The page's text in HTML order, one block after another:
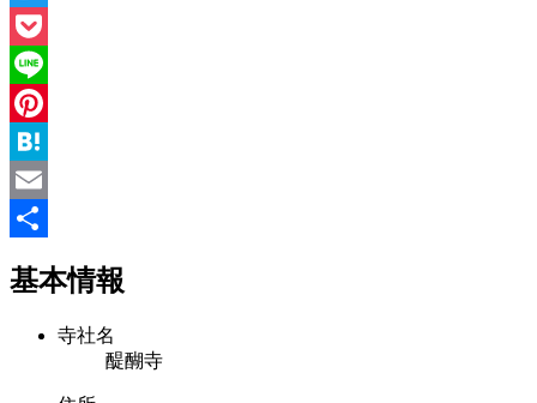
Twitter
Pocket
Line
Pinterest
Hatena
Email
有
基本情報
寺社名
醍醐寺